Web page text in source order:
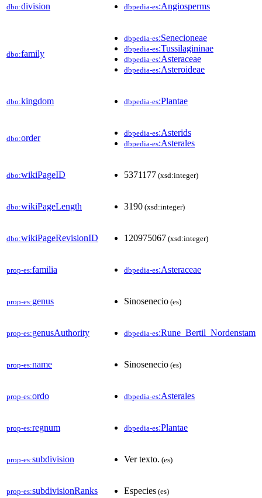
dbo:division dbpedia-es:Angiosperms
dbo:family
dbpedia-es:Senecioneae
dbpedia-es:Tussilagininae
dbpedia-es:Asteraceae
dbpedia-es:Asteroideae
dbo:kingdom dbpedia-es:Plantae
dbo:order dbpedia-es:Asterids
dbpedia-es:Asterales
dbo:wikiPageID 5371177 (xsd:integer)
dbo:wikiPageLength 3190 (xsd:integer)
dbo:wikiPageRevisionID 120975067 (xsd:integer)
prop-es:familia dbpedia-es:Asteraceae
prop-es:genus Sinosenecio (es)
prop-es:genusAuthority dbpedia-es:Rune_Bertil_Nordenstam
prop-es:name Sinosenecio (es)
prop-es:ordo dbpedia-es:Asterales
prop-es:regnum dbpedia-es:Plantae
prop-es:subdivision Ver texto. (es)
prop-es:subdivisionRanks Especies (es)